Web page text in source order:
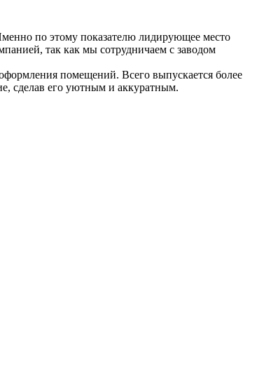
по этому показателю лидирующее место
так как мы сотрудничаем с заводом
помещений. Всего выпускается более
сделав его уютным и аккуратным.